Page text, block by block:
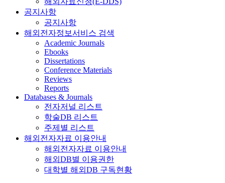
공지사항
공지사항
해외전자정보서비스 검색
Academic Journals
Ebooks
Dissertations
Conference Materials
Reviews
Reports
Databases & Journals
전자저널 리스트
학술DB 리스트
주제별 리스트
해외전자자료 이용안내
해외전자자료 이용안내
해외DB별 이용권한
대학별 해외DB 구독현황